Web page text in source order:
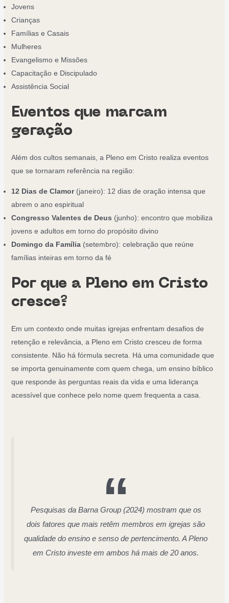
Jovens
Crianças
Famílias e Casais
Mulheres
Evangelismo e Missões
Capacitação e Discipulado
Assistência Social
Eventos que marcam
geração
Além dos cultos semanais, a Pleno em Cristo realiza eventos
que se tornaram referência na região:
12 Dias de Clamor(janeiro): 12 dias de oração intensa que
abrem o ano espiritual
Congresso Valentes de Deus (junho): encontro que mobiliza
jovens e adultos em torno do propósito divino
Domingo da Família(setembro): celebração que reúne
famílias inteiras em torno da fé
Por que a Pleno em Cristo
cresce?
Em um contexto onde muitas igrejas enfrentam desafios de
retenção e relevância, a Pleno em Cristo cresceu de forma
consistente. Não há fórmula secreta. Há uma comunidade que
se importa genuinamente com quem chega, um ensino bíblico
que responde às perguntas reais da vida e uma liderança
acessível que conhece pelo nome quem frequenta a casa.
Pesquisas da Barna Group (2024) mostram que os
dois fatores que mais retêm membros em igrejas são
qualidade do ensino e senso de pertencimento. A Pleno
em Cristo investe em ambos há mais de 20 anos.